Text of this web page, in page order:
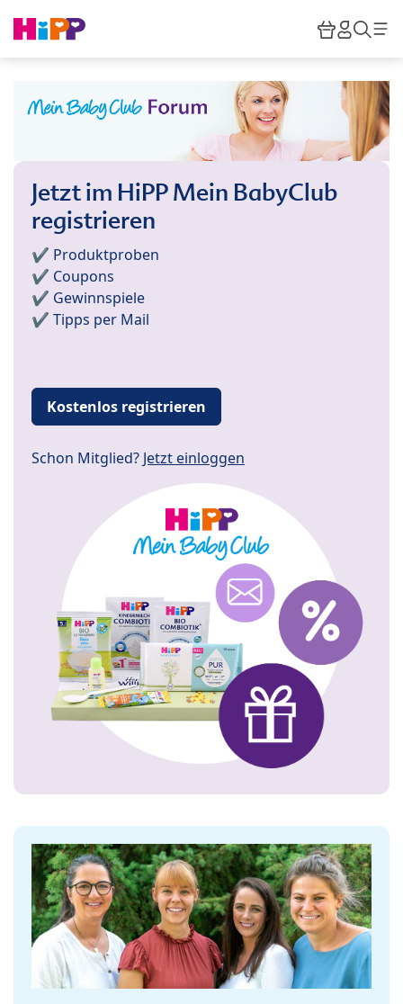
HiPP
Jetzt im HiPP Mein BabyClub
registrieren
✔️ Produktproben
✔️ Coupons
✔️ Gewinnspiele
✔️ Tipps per Mail
Kostenlos registrieren
Schon Mitglied? Jetzt einloggen